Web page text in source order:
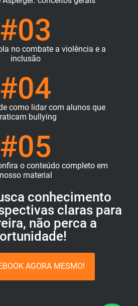
#03
no combate a violência e a
inclusão
#04
como lidar com alunos que
bullying
#05
o conteúdo completo em
nosso material
conhecimento
claras para
não perca a
AGORA MESMO!